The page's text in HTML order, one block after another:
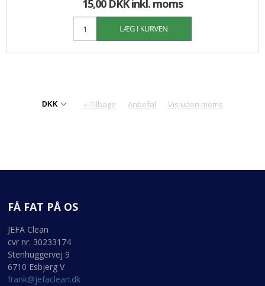
15,00 DKK inkl. moms
«-Tilbage Anbefal Vis uden moms
FÅ FAT PÅ OS
JEFA Clean
cvr nr. 30233174
Stenhuggervej 9
6710 Esbjerg V
frank@jefaclean.dk